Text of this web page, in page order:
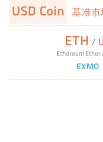
USD Coin 基准市
ETH /
Ethereum Ether
EXMO